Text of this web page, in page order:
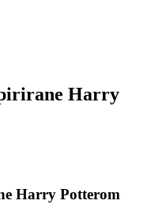
Harry
Harry Potterom